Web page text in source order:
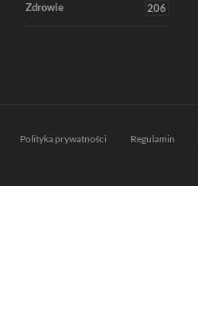
Zdrowie 206
Polityka prywatności Regulamin